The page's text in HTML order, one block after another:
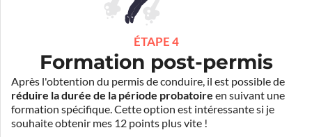
ÉTAPE 4
Formation post-permis
Après l'obtention du permis de conduire, il est possible de
réduire la durée de la période probatoire en suivant une
formation spécifique. Cette option est intéressante si je
souhaite obtenir mes 12 points plus vite !